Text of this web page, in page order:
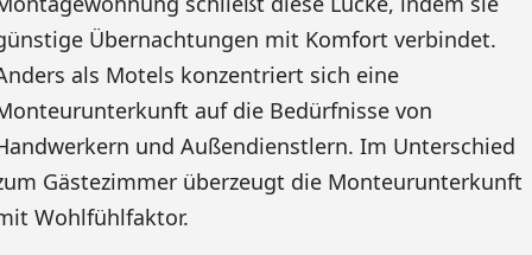
Übernachtungen mit Komfort verbindet.
als Motels konzentriert sich eine
auf die Bedürfnisse von
und Außendienstlern. Im Unterschied
Gästezimmer überzeugt die Monteurunterkunft
Wohlfühlfaktor.